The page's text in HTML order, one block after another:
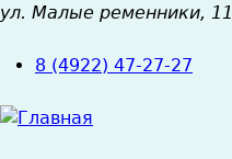
Jump
navigation
ул. Малые ременники, 11
8 (4922) 47-27-27